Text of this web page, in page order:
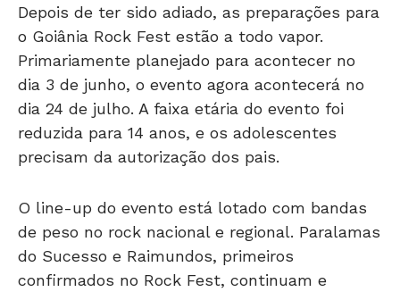
Depois de ter sido adiado, as preparações para
o Goiânia Rock Fest estão a todo vapor.
Primariamente planejado para acontecer no
dia 3 de junho, o evento agora acontecerá no
dia 24 de julho. A faixa etária do evento foi
reduzida para 14 anos, e os adolescentes
precisam da autorização dos pais.
O line-up do evento está lotado com bandas
de peso no rock nacional e regional. Paralamas
do Sucesso e Raimundos, primeiros
confirmados no Rock Fest, continuam e